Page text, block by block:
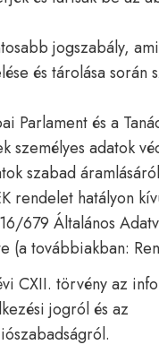
jogszabály,
és tárolása során
Parlament és a
személyes adatok
szabad
rendelet hatályon
679 Általános
(a továbbiakban:
CXII. törvény az
jogról és az